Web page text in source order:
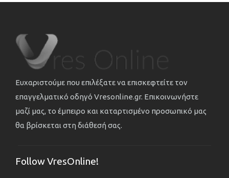
Ευχαριστούμε που επιλέξατε να επισκεφτείτε τον
επαγγελματικό οδηγό Vresonline.gr. Επικοινωνήστε
μαζί μας, το έμπειρο και καταρτισμένο προσωπικό μας
θα βρίσκεται στη διάθεσή σας.
Follow VresOnline!